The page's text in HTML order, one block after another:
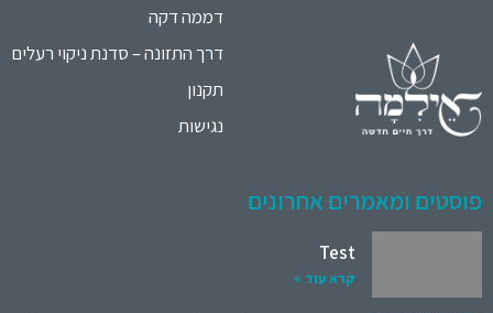
דממה דקה
דרך התזונה – סדנת ניקוי רעלים
תקנון
נגישות
פוסטים ומאמרים אחרונים
Test
קרא עוד »